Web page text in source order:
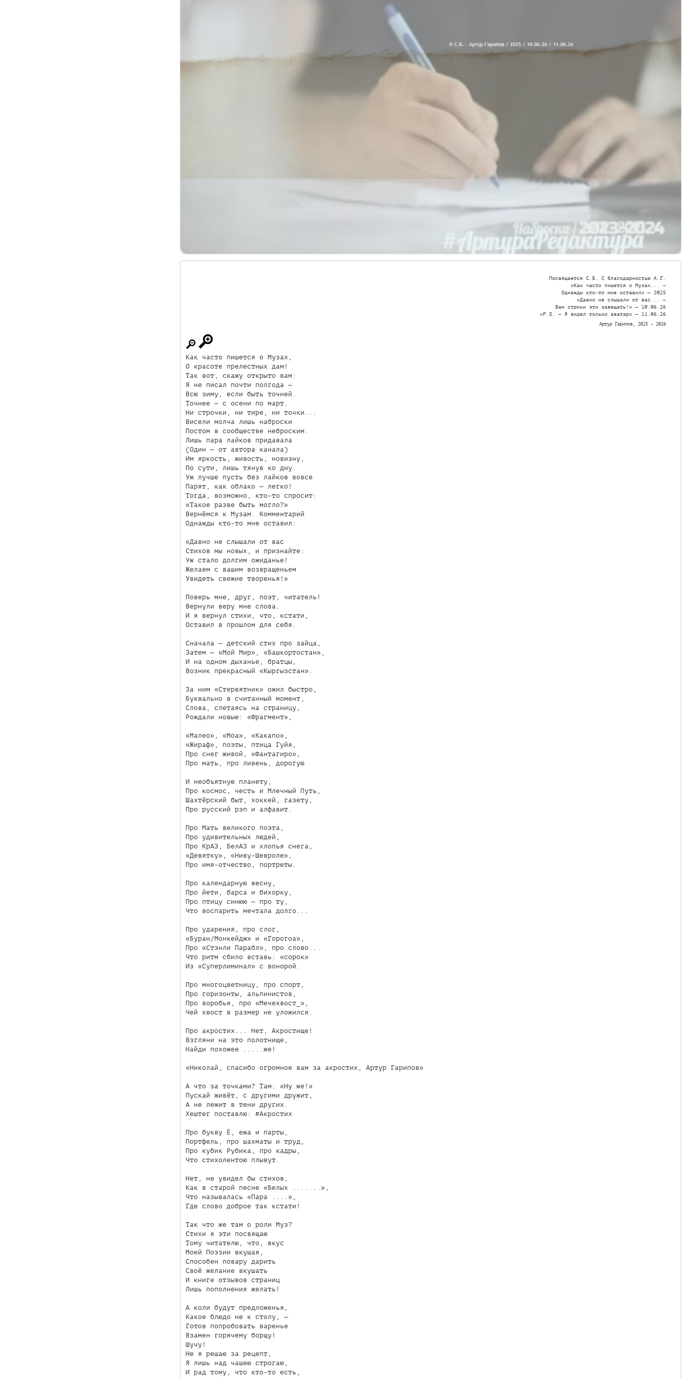
Посвящается С.Б. С благодарностью А.Г.
«Как часто пишется о Музах... —
Однажды кто-то мне оставил» — 2025
«Давно не слышали от вас... —
Вам строки эти завещать!» — 10.06.26
«P.S. — Я видел только аватар» — 11.06.26
Артур Гарипов, 2025 – 2026
Как часто пишется о Музах,
О красоте прелестных дам!
Так вот, скажу открыто вам:
Я не писал почти полгода —
Всю зиму, если быть точней.
Точнее — с осени по март.
Ни строчки, ни тире, ни точки...
Висели молча лишь наброски
Постом в сообществе неброским.
Лишь пара лайков придавала
(Один — от автора канала)
Им яркость, живость, новизну,
По сути, лишь тянув ко дну.
Уж лучше пусть без лайков вовсе
Парят, как облако — легко!
Тогда, возможно, кто-то спросит:
«Такое разве быть могло?»
Вернёмся к Музам. Комментарий
Однажды кто-то мне оставил:
«Давно не слышали от вас
Стихов мы новых, и признайте:
Уж стало долгим ожиданье!
Желаем с вашим возвращеньем
Увидеть свежие творенья!»
Поверь мне, друг, поэт, читатель!
Вернули веру мне слова.
И я вернул стихи, что, кстати,
Оставил в прошлом для себя.
Сначала — детский стих про зайца,
Затем — «Мой Мир», «Башкортостан»,
И на одном дыханье, братцы,
Возник прекрасный «Кыргызстан».
За ним «Стервятник» ожил быстро,
Буквально в считанный момент,
Слова, слетаясь на страницу,
Рождали новые: «Фрагмент»,
«Малео», «Моа», «Какапо»,
«Жираф», поэты, птица Гуйя,
Про снег живой, «Фантагиро»,
Про мать, про ливень, дорогую
И необъятную планету,
Про космос, честь и Млечный Путь,
Шахтёрский быт, хоккей, газету,
Про русский рэп и алфавит.
Про Мать великого поэта,
Про удивительных людей,
Про КрАЗ, БелАЗ и хлопья снега,
«Девятку», «Ниву-Шевроле»,
Про имя-отчество, портреты.
Про календарную весну,
Про йети, барса и бихорку,
Про птицу синюю — про ту,
Что воспарить мечтала долго...
Про ударения, про слог,
«Буран/Монкейдж» и «Горогоа»,
Про «Стэнли Парабл», про слово...
Что ритм сбило вставь: «сорок»
Из «Суперлиминал» с вонорой.
Про многоцветницу, про спорт,
Про горизонты, альпинистов,
Про воробья, про «Мечехвост_»,
Чей хвост в размер не уложился.
Про акростих... Нет, Акростище!
Взгляни на это полотнище,
Найди похожее .....же!
«Николай, спасибо огромное вам за акростих, Артур Гарипов»
А что за точками? Там: «Ну же!»
Пускай живёт, с другими дружит,
А не лежит в тени других.
Хештег поставлю: #Акростих
Про букву Ё, ежа и парты,
Портфель, про шахматы и труд,
Про кубик Рубика, про кадры,
Что стихолентою плывут.
Нет, не увидел бы стихов,
Как в старой песне «Белых .......»,
Что называлась «Пара ....»,
Где слово доброе так кстати!
Так что же там о роли Муз?
Стихи я эти посвящаю
Тому читателю, что, вкус
Моей Поэзии вкушая,
Способен повару дарить
Своё желание вкушать
И книге отзывов страниц
Лишь пополнения желать!
А коли будут предложенья,
Какое блюдо не к столу, —
Готов попробовать варенье
Взамен горячему борщу!
Шучу!
Не я решаю за рецепт,
Я лишь над чашею строгаю,
И рад тому, что кто-то есть,